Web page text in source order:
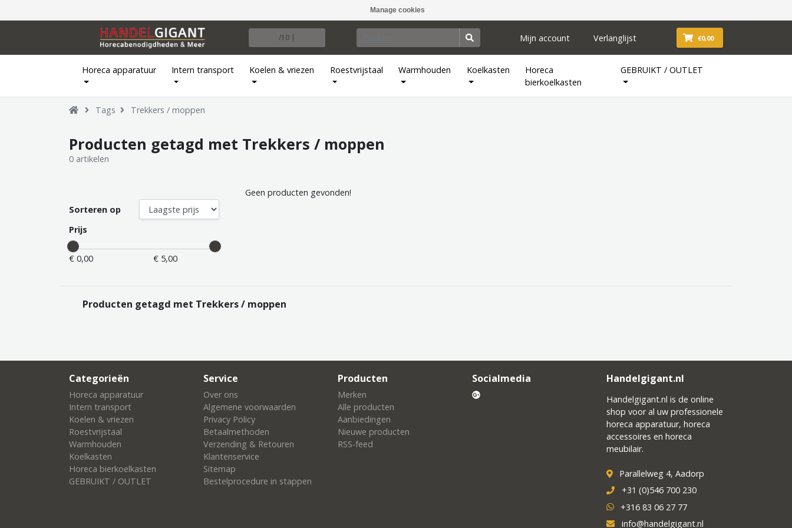
Manage cookies
/10 | Mijn account Verlanglijst €0,00
Horeca apparatuur Intern transport Koelen & vriezen Roestvrijstaal Warmhouden Koelkasten
Horeca
bierkoelkasten
GEBRUIKT / OUTLET
Tags Trekkers / moppen
Producten getagd met Trekkers / moppen
0 artikelen
Sorteren op
Prijs
€ 0,00 € 5,00
Geen producten gevonden!
Producten getagd met Trekkers / moppen
Categorieën
Horeca apparatuur
Intern transport
Koelen & vriezen
Roestvrijstaal
Warmhouden
Koelkasten
Horeca bierkoelkasten
GEBRUIKT / OUTLET
Service
Over ons
Algemene voorwaarden
Privacy Policy
Betaalmethoden
Verzending & Retouren
Klantenservice
Sitemap
Bestelprocedure in stappen
Producten
Merken
Alle producten
Aanbiedingen
Nieuwe producten
RSS-feed
Socialmedia Handelgigant.nl
Handelgigant.nl is de online
shop voor al uw professionele
horeca apparatuur, horeca
accessoires en horeca
meubilair.
Parallelweg 4, Aadorp
+31 (0)546 700 230
+316 83 06 27 77
info@handelgigant.nl